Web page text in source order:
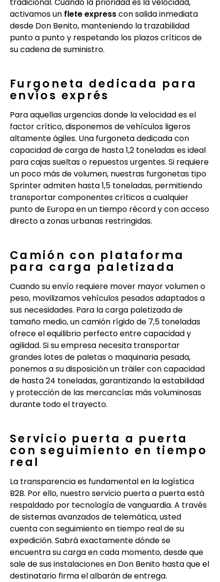
tradicional. Cuando la prioridad es la velocidad,
activamos un flete expresscon salida inmediata
desde Don Benito, manteniendo la trazabilidad
punto a punto y respetando los plazos críticos de
su cadena de suministro.
Furgoneta dedicada para
envíos exprés
Para aquellas urgencias donde la velocidad es el
factor crítico, disponemos de vehículos ligeros
altamente ágiles. Una furgoneta dedicada con
capacidad de carga de hasta 1,2 toneladas es ideal
para cajas sueltas o repuestos urgentes. Si requiere
un poco más de volumen, nuestras furgonetas tipo
Sprinter admiten hasta 1,5 toneladas, permitiendo
transportar componentes críticos a cualquier
punto de Europa en un tiempo récord y con acceso
directo a zonas urbanas restringidas.
Camión con plataforma
para carga paletizada
Cuando su envío requiere mover mayor volumen o
peso, movilizamos vehículos pesados adaptados a
sus necesidades. Para la carga paletizada de
tamaño medio, un camión rígido de 7,5 toneladas
ofrece el equilibrio perfecto entre capacidad y
agilidad. Si su empresa necesita transportar
grandes lotes de paletas o maquinaria pesada,
ponemos a su disposición un tráiler con capacidad
de hasta 24 toneladas, garantizando la estabilidad
y protección de las mercancías más voluminosas
durante todo el trayecto.
Servicio puerta a puerta
con seguimiento en tiempo
real
La transparencia es fundamental en la logística
B2B. Por ello, nuestro servicio puerta a puerta está
respaldado por tecnología de vanguardia. A través
de sistemas avanzados de telemática, usted
cuenta con seguimiento en tiempo real de su
expedición. Sabrá exactamente dónde se
encuentra su carga en cada momento, desde que
sale de sus instalaciones en Don Benito hasta que el
destinatario firma el albarán de entrega.